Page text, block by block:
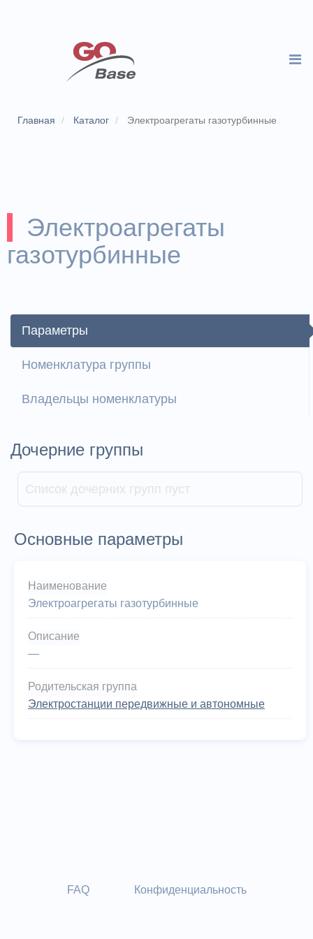
Главная Каталог Электроагрегаты газотурбинные
Электроагрегаты
газотурбинные
Параметры
Номенклатура группы
Владельцы номенклатуры
Дочерние группы
Список дочерних групп пуст
Основные параметры
Наименование
Электроагрегаты газотурбинные
Описание
—
Родительская группа
Электростанции передвижные и автономные
FAQ Конфиденциальность